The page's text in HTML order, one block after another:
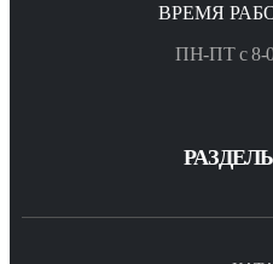
ВРЕМЯ
ПН-ПТ с 8-